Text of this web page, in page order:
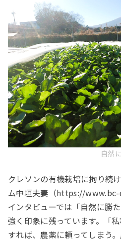
自然
クレソンの有機栽培に拘り続
ム中垣夫妻（https://
インタビューでは「自然に勝
強く印象に残っています。「
すれば、農薬に頼ってしまう